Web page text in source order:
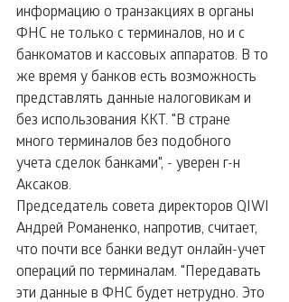
информацию о транзакциях в органы
ФНС не только с терминалов, но и с
банкоматов и кассовых аппаратов. В то
же время у банков есть возможность
представлять данные налоговикам и
без использования ККТ. "В стране
много терминалов без подобного
учета сделок банками", - уверен г-н
Аксаков.
Председатель совета директоров QIWI
Андрей Романенко, напротив, считает,
что почти все банки ведут онлайн-учет
операций по терминалам. "Передавать
эти данные в ФНС будет нетрудно. Это